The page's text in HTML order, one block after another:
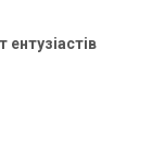
ентузіастів